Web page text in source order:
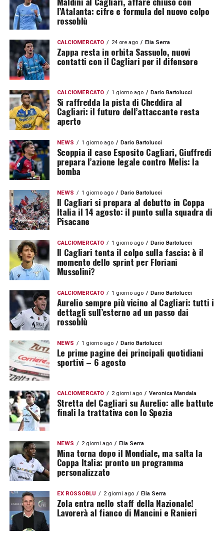
l’Atalanta: cifre e formula del nuovo colpo
rossoblù
CALCIOMERCATO 24 ore ago Elia Serra
Zappa resta in orbita Sassuolo, nuovi
contatti con il Cagliari per il difensore
CALCIOMERCATO 1 giorno ago Dario Bartolucci
Si raffredda la pista di Cheddira al
Cagliari: il futuro dell’attaccante resta
aperto
NEWS 1 giorno ago Dario Bartolucci
Scoppia il caso Esposito Cagliari, Giuffredi
prepara l’azione legale contro Melis: la
bomba
NEWS 1 giorno ago Dario Bartolucci
Il Cagliari si prepara al debutto in Coppa
Italia il 14 agosto: il punto sulla squadra di
Pisacane
CALCIOMERCATO 1 giorno ago Dario Bartolucci
Il Cagliari tenta il colpo sulla fascia: è il
momento dello sprint per Floriani
Mussolini?
CALCIOMERCATO 1 giorno ago Dario Bartolucci
Aurelio sempre più vicino al Cagliari: tutti i
dettagli sull’esterno ad un passo dai
rossoblù
NEWS 1 giorno ago Dario Bartolucci
Le prime pagine dei principali quotidiani
sportivi – 6 agosto
CALCIOMERCATO 2 giorni ago Veronica Mandala
Stretta del Cagliari su Aurelio: alle battute
finali la trattativa con lo Spezia
NEWS 2 giorni ago Elia Serra
Mina torna dopo il Mondiale, ma salta la
Coppa Italia: pronto un programma
personalizzato
EX ROSSOBLÙ 2 giorni ago Elia Serra
Zola entra nello staff della Nazionale!
Lavorerà al fianco di Mancini e Ranieri